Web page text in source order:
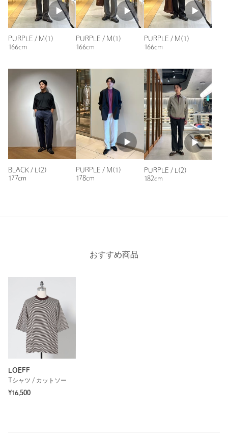
PURPLE / M(1)
166cm
PURPLE / M(1)
166cm
PURPLE / M(1)
166cm
BLACK / L(2)
177cm
PURPLE / M(1)
178cm
PURPLE / L(2)
182cm
おすすめ商品
LOEFF
Tシャツ / カットソー
¥16,500